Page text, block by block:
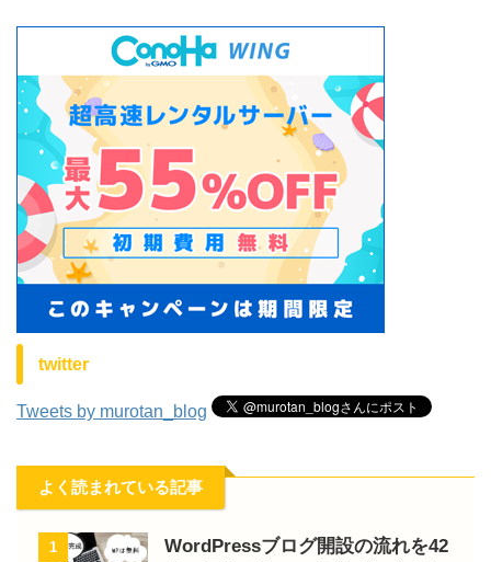
twitter
Tweets by murotan_blog
よく読まれている記事
1
WordPressブログ開設の流れを42